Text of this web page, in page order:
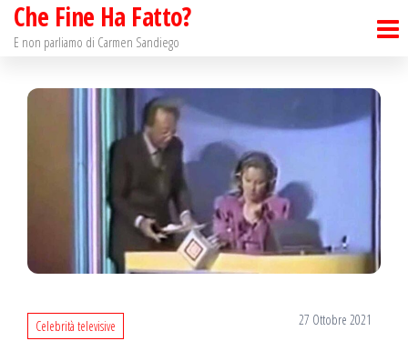
SaltaChe Fine Ha Fatto?
E non parliamo di Carmen Sandiego
Celebrità televisive 27 Ottobre 2021